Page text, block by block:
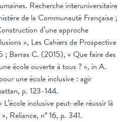
Recherche interuniversitaire
de la Communauté Française ;
d’une approche
», Les Cahiers de Prospective
; Barras C. (2015), « Que faire des
école ouverte à tous ? », in A.
une école inclusive : agir
p. 123-144.
inclusive peut-elle réussir là
Reliance, n° 16, p. 341.